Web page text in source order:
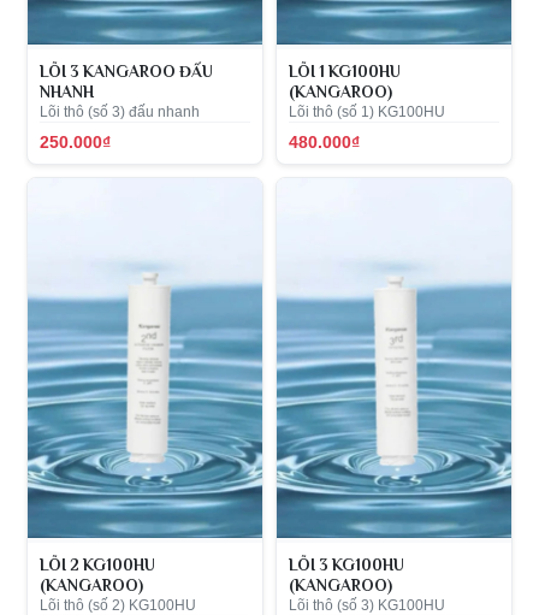
LÕI 3 KANGAROO ĐẤU
NHANH
Lõi thô (số 3) đấu nhanh
250.000₫
LÕI 1 KG100HU
(KANGAROO)
Lõi thô (số 1) KG100HU
480.000₫
LÕI 2 KG100HU
(KANGAROO)
Lõi thô (số 2) KG100HU
LÕI 3 KG100HU
(KANGAROO)
Lõi thô (số 3) KG100HU